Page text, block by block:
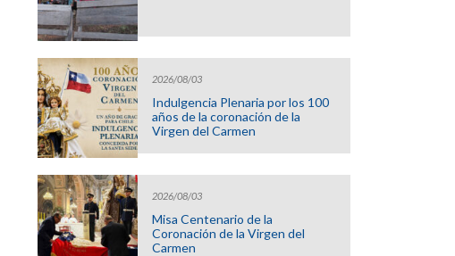
2026/08/03
Indulgencia Plenaria por los 100
años de la coronación de la
Virgen del Carmen
2026/08/03
Misa Centenario de la
Coronación de la Virgen del
Carmen